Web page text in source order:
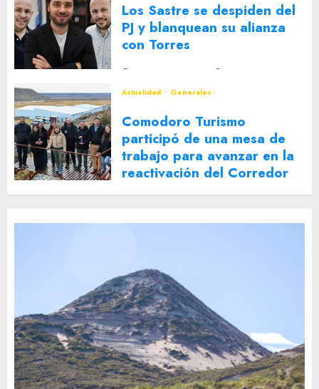
Los Sastre se despiden del
PJ y blanquean su alianza
con Torres
Actualidad
Generales
Comodoro Turismo
participó de una mesa de
trabajo para avanzar en la
reactivación del Corredor
Turístico Integrado